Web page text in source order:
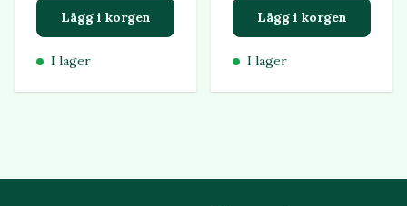
Lägg i korgen
I lager
Lägg i korgen
I lager